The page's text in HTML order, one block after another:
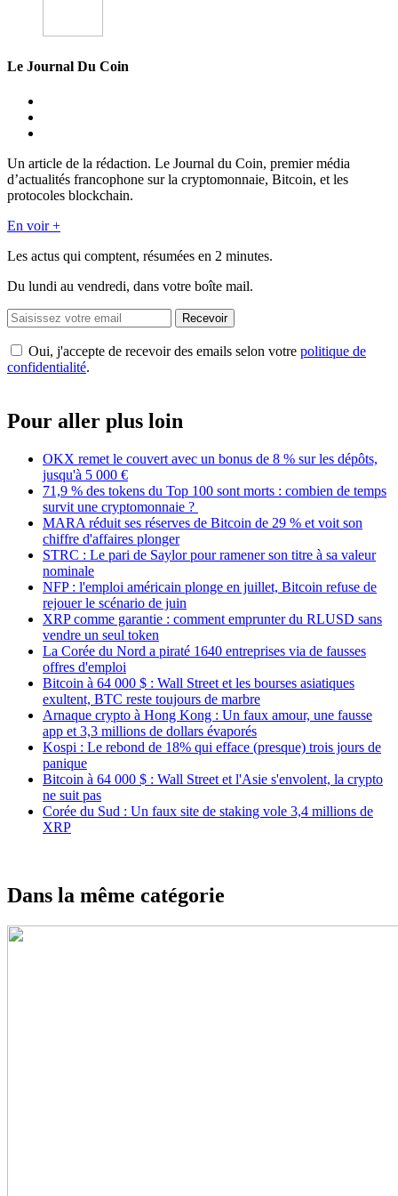
Le Journal Du Coin
Un article de la rédaction. Le Journal du Coin, premier média
d’actualités francophone sur la cryptomonnaie, Bitcoin, et les
protocoles blockchain.
En voir +
Les actus qui comptent, résumées en 2 minutes.
Du lundi au vendredi, dans votre boîte mail.
Recevoir
Oui, j'accepte de recevoir des emails selon votre politique de
confidentialité.
Pour aller plus loin
OKX remet le couvert avec un bonus de 8 % sur les dépôts,
jusqu'à 5 000 €
71,9 % des tokens du Top 100 sont morts : combien de temps
survit une cryptomonnaie ?
MARA réduit ses réserves de Bitcoin de 29 % et voit son
chiffre d'affaires plonger
STRC : Le pari de Saylor pour ramener son titre à sa valeur
nominale
NFP : l'emploi américain plonge en juillet, Bitcoin refuse de
rejouer le scénario de juin
XRP comme garantie : comment emprunter du RLUSD sans
vendre un seul token
La Corée du Nord a piraté 1640 entreprises via de fausses
offres d'emploi
Bitcoin à 64 000 $ : Wall Street et les bourses asiatiques
exultent, BTC reste toujours de marbre
Arnaque crypto à Hong Kong : Un faux amour, une fausse
app et 3,3 millions de dollars évaporés
Kospi : Le rebond de 18% qui efface (presque) trois jours de
panique
Bitcoin à 64 000 $ : Wall Street et l'Asie s'envolent, la crypto
ne suit pas
Corée du Sud : Un faux site de staking vole 3,4 millions de
XRP
Dans la même catégorie